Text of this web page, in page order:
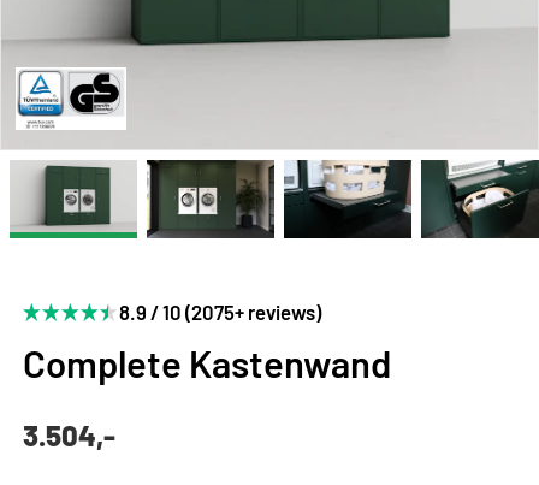
8.9 / 10 (2075+ reviews)
Complete Kastenwand
3.504,-